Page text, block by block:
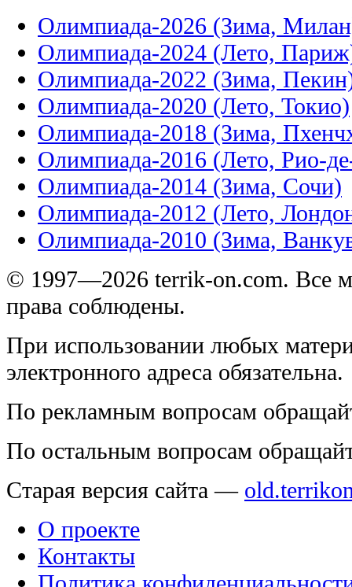
Олимпиада-2026 (Зима,
Олимпиада-2024 (Лето,
Олимпиада-2022 (Зима,
Олимпиада-2020 (Лето, Токио)
Олимпиада-2018 (Зима,
Олимпиада-2016 (Лето, Рио-
Олимпиада-2014 (Зима, Сочи)
Олимпиада-2012 (Лето,
Олимпиада-2010 (Зима,
© 1997—2026 terrik-on.com. Все
права соблюдены.
При использовании любых
электронного адреса обязательна.
По рекламным вопросам
По остальным вопросам
Старая версия сайта —
О проекте
Контакты